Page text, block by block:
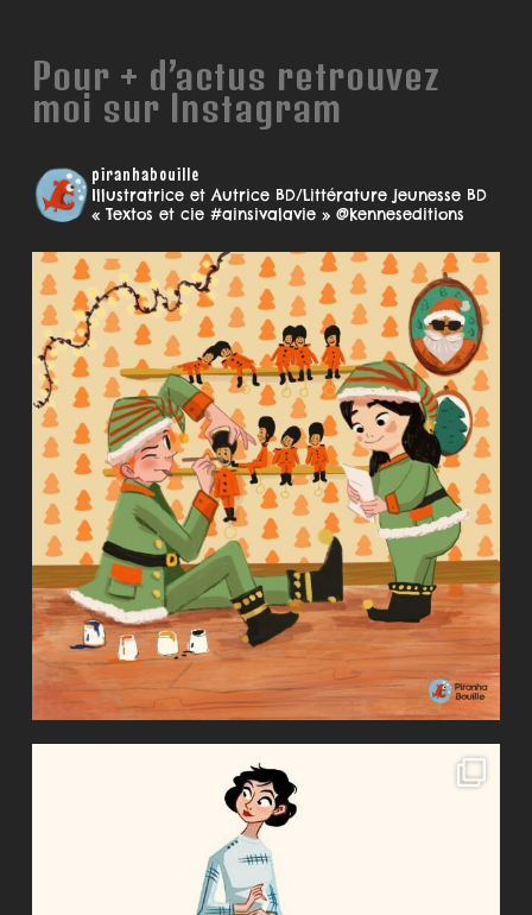
Pour + d’actus retrouvez
moi sur Instagram
piranhabouille
Illustratrice et Autrice BD/Littérature jeunesseBD
« Textos et cie #ainsivalavie » @kenneseditions